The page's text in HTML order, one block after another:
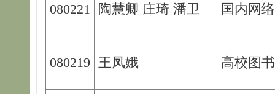
080221 陶慧卿 庄琦 潘卫 国内网
080219 王凤娥 高校图